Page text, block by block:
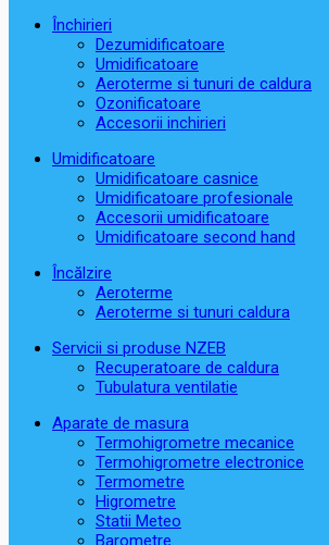
Închirieri
Dezumidificatoare
Umidificatoare
Aeroterme si tunuri de caldura
Ozonificatoare
Accesorii inchirieri
Umidificatoare
Umidificatoare casnice
Umidificatoare profesionale
Accesorii umidificatoare
Umidificatoare second hand
Încălzire
Aeroterme
Aeroterme si tunuri caldura
Servicii si produse NZEB
Recuperatoare de caldura
Tubulatura ventilatie
Aparate de masura
Termohigrometre mecanice
Termohigrometre electronice
Termometre
Higrometre
Statii Meteo
Barometre